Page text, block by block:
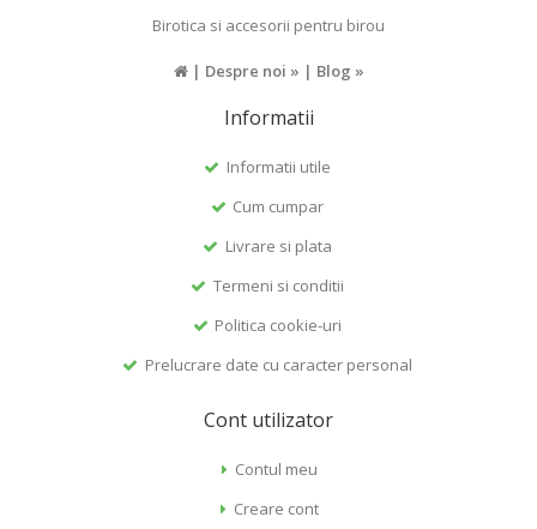
Birotica si accesorii pentru birou
| Despre noi » | Blog »
Informatii
Informatii utile
Cum cumpar
Livrare si plata
Termeni si conditii
Politica cookie-uri
Prelucrare date cu caracter personal
Cont utilizator
Contul meu
Creare cont